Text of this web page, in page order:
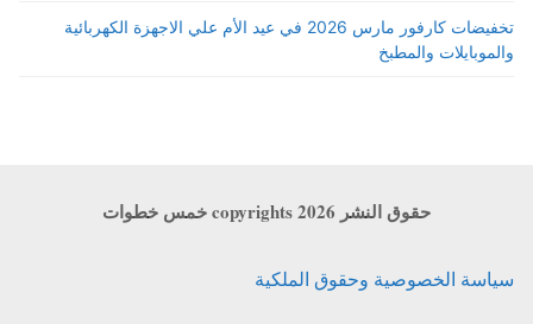
تخفيضات كارفور مارس 2026 في عيد الأم علي الاجهزة الكهربائية
والموبايلات والمطبخ
حقوق النشر copyrights 2026 خمس خطوات
سياسة الخصوصية وحقوق الملكية